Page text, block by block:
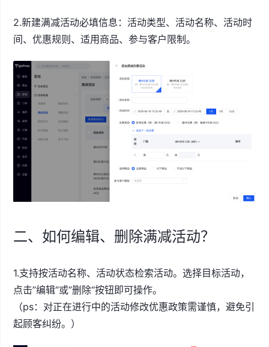
2.新建满减活动必填信息：活动类型、活动名称、活动时
间、优惠规则、适用商品、参与客户限制。
二、如何编辑、删除满减活动？
1.支持按活动名称、活动状态检索活动。选择目标活动，
点击”编辑“或”删除“按钮即可操作。
（ps：对正在进行中的活动修改优惠政策需谨慎，避免引
起顾客纠纷。）